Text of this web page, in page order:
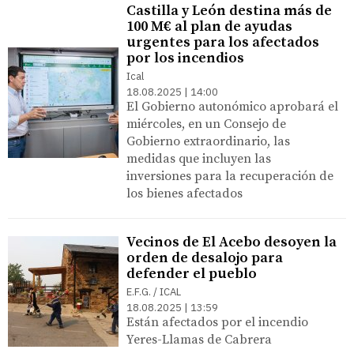
Castilla y León destina más de
100 M€ al plan de ayudas
urgentes para los afectados
por los incendios
Ical
18.08.2025 | 14:00
El Gobierno autonómico aprobará el
miércoles, en un Consejo de
Gobierno extraordinario, las
medidas que incluyen las
inversiones para la recuperación de
los bienes afectados
Vecinos de El Acebo desoyen la
orden de desalojo para
defender el pueblo
E.F.G. / ICAL
18.08.2025 | 13:59
Están afectados por el incendio
Yeres-Llamas de Cabrera